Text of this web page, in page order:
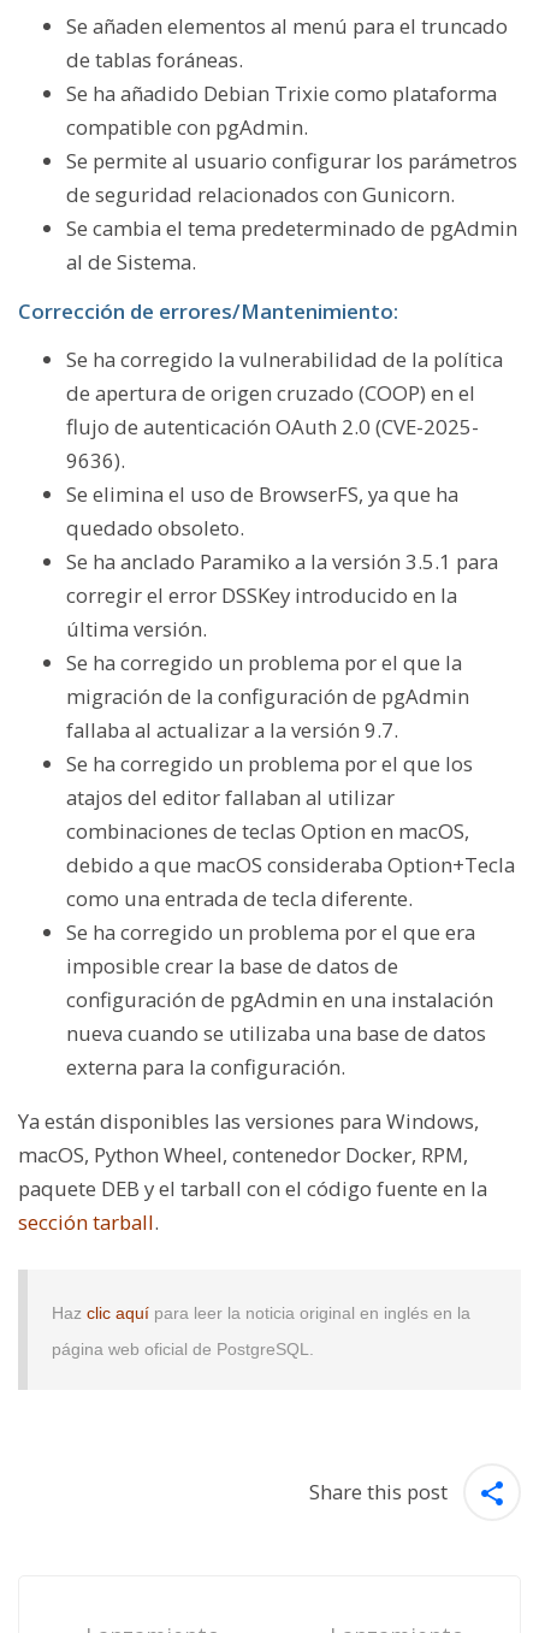
Se añaden elementos al menú para el truncado
de tablas foráneas.
Se ha añadido Debian Trixie como plataforma
compatible con pgAdmin.
Se permite al usuario configurar los parámetros
de seguridad relacionados con Gunicorn.
Se cambia el tema predeterminado de pgAdmin
al de Sistema.
Corrección de errores/Mantenimiento:
Se ha corregido la vulnerabilidad de la política
de apertura de origen cruzado (COOP) en el
flujo de autenticación OAuth 2.0 (CVE-2025-
9636).
Se elimina el uso de BrowserFS, ya que ha
quedado obsoleto.
Se ha anclado Paramiko a la versión 3.5.1 para
corregir el error DSSKey introducido en la
última versión.
Se ha corregido un problema por el que la
migración de la configuración de pgAdmin
fallaba al actualizar a la versión 9.7.
Se ha corregido un problema por el que los
atajos del editor fallaban al utilizar
combinaciones de teclas Option en macOS,
debido a que macOS consideraba Option+Tecla
como una entrada de tecla diferente.
Se ha corregido un problema por el que era
imposible crear la base de datos de
configuración de pgAdmin en una instalación
nueva cuando se utilizaba una base de datos
externa para la configuración.
Ya están disponibles las versiones para Windows,
macOS, Python Wheel, contenedor Docker, RPM,
paquete DEB y el tarball con el código fuente en la
sección tarball.
Haz clic aquí para leer la noticia original en inglés en la
página web oficial de PostgreSQL.
Share this post